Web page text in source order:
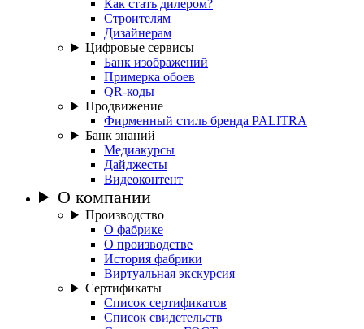
Как стать дилером?
Строителям
Дизайнерам
Цифровые сервисы
Банк изображений
Примерка обоев
QR-коды
Продвижение
Фирменный стиль бренда PALITRA
Банк знаний
Медиакурсы
Дайджесты
Видеоконтент
О компании
Производство
О фабрике
О производстве
История фабрики
Виртуальная экскурсия
Сертификаты
Список сертификатов
Список свидетельств